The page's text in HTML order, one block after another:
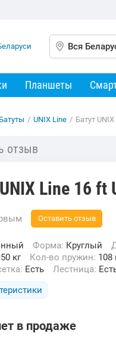
Вся
Планшеты
Батуты / UNIX Line / Батут
отзыв
Line 16 ft
Оставить отзыв
Форма: Круглый
кг Кол-во пружин: 108
Есть Лестница:
в продаже